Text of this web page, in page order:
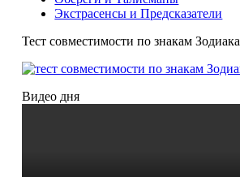
Экстрасенсы и Предсказатели
Тест совместимости по знакам Зодиака
Видео дня